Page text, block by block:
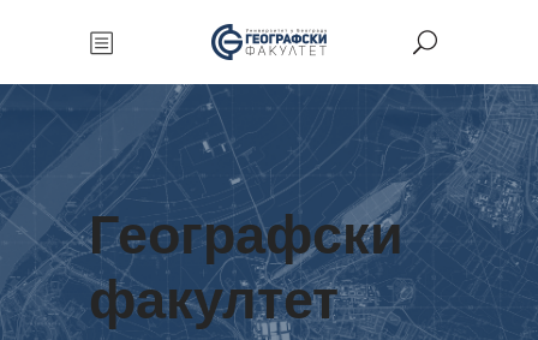
Географски
факултет